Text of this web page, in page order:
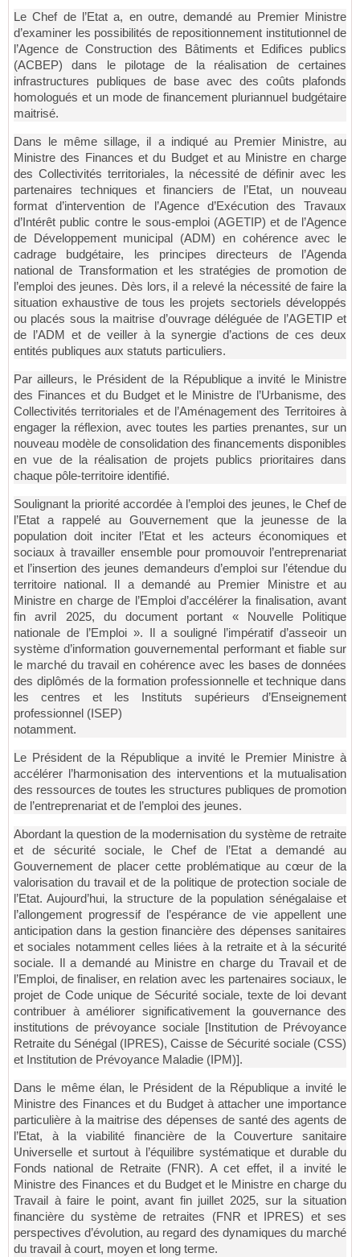
Le Chef de l’Etat a, en outre, demandé au Premier Ministre
d’examiner les possibilités de repositionnement institutionnel de
l’Agence de Construction des Bâtiments et Edifices publics
(ACBEP) dans le pilotage de la réalisation de certaines
infrastructures publiques de base avec des coûts plafonds
homologués et un mode de financement pluriannuel budgétaire
maitrisé.
Dans le même sillage, il a indiqué au Premier Ministre, au
Ministre des Finances et du Budget et au Ministre en charge
des Collectivités territoriales, la nécessité de définir avec les
partenaires techniques et financiers de l’Etat, un nouveau
format d’intervention de l’Agence d’Exécution des Travaux
d’Intérêt public contre le sous-emploi (AGETIP) et de l’Agence
de Développement municipal (ADM) en cohérence avec le
cadrage budgétaire, les principes directeurs de l’Agenda
national de Transformation et les stratégies de promotion de
l’emploi des jeunes. Dès lors, il a relevé la nécessité de faire la
situation exhaustive de tous les projets sectoriels développés
ou placés sous la maitrise d’ouvrage déléguée de l’AGETIP et
de l’ADM et de veiller à la synergie d’actions de ces deux
entités publiques aux statuts particuliers.
Par ailleurs, le Président de la République a invité le Ministre
des Finances et du Budget et le Ministre de l’Urbanisme, des
Collectivités territoriales et de l’Aménagement des Territoires à
engager la réflexion, avec toutes les parties prenantes, sur un
nouveau modèle de consolidation des financements disponibles
en vue de la réalisation de projets publics prioritaires dans
chaque pôle-territoire identifié.
Soulignant la priorité accordée à l’emploi des jeunes, le Chef de
l’Etat a rappelé au Gouvernement que la jeunesse de la
population doit inciter l’Etat et les acteurs économiques et
sociaux à travailler ensemble pour promouvoir l’entreprenariat
et l’insertion des jeunes demandeurs d’emploi sur l’étendue du
territoire national. Il a demandé au Premier Ministre et au
Ministre en charge de l’Emploi d’accélérer la finalisation, avant
fin avril 2025, du document portant « Nouvelle Politique
nationale de l’Emploi ». Il a souligné l’impératif d’asseoir un
système d’information gouvernemental performant et fiable sur
le marché du travail en cohérence avec les bases de données
des diplômés de la formation professionnelle et technique dans
les centres et les Instituts supérieurs d’Enseignement
professionnel (ISEP)
notamment.
Le Président de la République a invité le Premier Ministre à
accélérer l’harmonisation des interventions et la mutualisation
des ressources de toutes les structures publiques de promotion
de l’entreprenariat et de l’emploi des jeunes.
Abordant la question de la modernisation du système de retraite
et de sécurité sociale, le Chef de l’Etat a demandé au
Gouvernement de placer cette problématique au cœur de la
valorisation du travail et de la politique de protection sociale de
l’Etat. Aujourd’hui, la structure de la population sénégalaise et
l’allongement progressif de l’espérance de vie appellent une
anticipation dans la gestion financière des dépenses sanitaires
et sociales notamment celles liées à la retraite et à la sécurité
sociale. Il a demandé au Ministre en charge du Travail et de
l’Emploi, de finaliser, en relation avec les partenaires sociaux, le
projet de Code unique de Sécurité sociale, texte de loi devant
contribuer à améliorer significativement la gouvernance des
institutions de prévoyance sociale [Institution de Prévoyance
Retraite du Sénégal (IPRES), Caisse de Sécurité sociale (CSS)
et Institution de Prévoyance Maladie (IPM)].
Dans le même élan, le Président de la République a invité le
Ministre des Finances et du Budget à attacher une importance
particulière à la maitrise des dépenses de santé des agents de
l’Etat, à la viabilité financière de la Couverture sanitaire
Universelle et surtout à l’équilibre systématique et durable du
Fonds national de Retraite (FNR). A cet effet, il a invité le
Ministre des Finances et du Budget et le Ministre en charge du
Travail à faire le point, avant fin juillet 2025, sur la situation
financière du système de retraites (FNR et IPRES) et ses
perspectives d’évolution, au regard des dynamiques du marché
du travail à court, moyen et long terme.